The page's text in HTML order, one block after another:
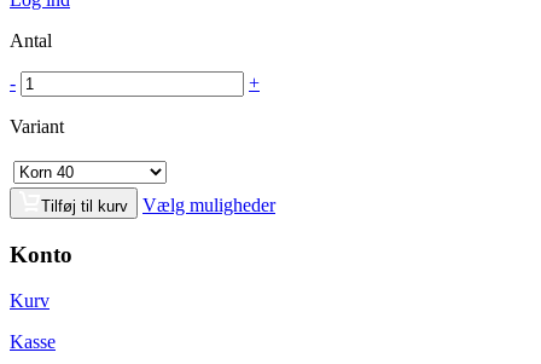
Antal
- +
Variant
Tilføj til kurv Vælg muligheder
Konto
Kurv
Kasse